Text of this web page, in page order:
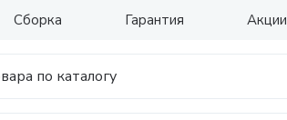
Сборка Гарантия Акции